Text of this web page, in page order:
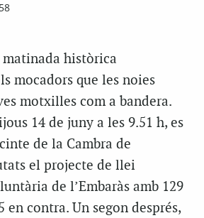
històrica
mocadors que les noies
motxilles com a bandera.
14 de juny a les 9.51 h, es
de la Cambra de
el projecte de llei
de l’Embaràs amb 129
en contra. Un segon després,